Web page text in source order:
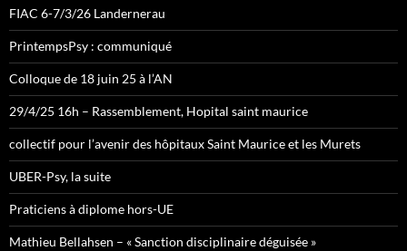
FIAC 6-7/3/26 Landernerau
PrintempsPsy : communiqué
Colloque de 18 juin 25 à l’AN
29/4/25 16h – Rassemblement, Hopital saint maurice
collectif pour l’avenir des hôpitaux Saint Maurice et les Murets
UBER-Psy, la suite
Praticiens à diplome hors-UE
Mathieu Bellahsen – « Sanction disciplinaire déguisée »